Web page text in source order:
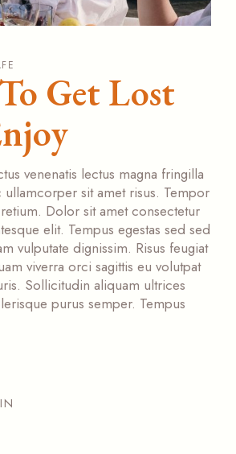
Get Lost
venenatis lectus magna fringilla
sit amet risus. Tempor
Dolor sit amet consectetur
elit. Tempus egestas sed sed
vulputate dignissim. Risus feugiat
viverra orci sagittis eu volutpat
Sollicitudin aliquam ultrices
purus semper. Tempus